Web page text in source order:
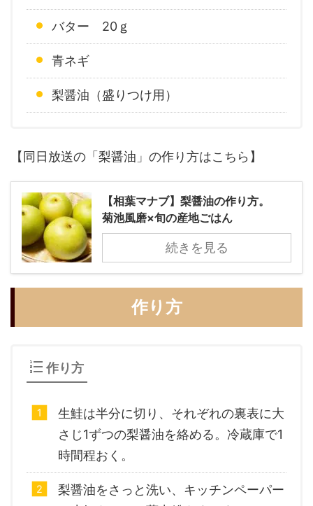
バター 20ｇ
青ネギ
梨醤油（盛りつけ用）
【同日放送の「梨醤油」の作り方はこちら】
【相葉マナブ】梨醤油の作り方。
菊池風磨×旬の産地ごはん
続きを見る
作り方
作り方
生鮭は半分に切り、それぞれの裏表に大
さじ1ずつの梨醤油を絡める。冷蔵庫で1
時間程おく。
梨醤油をさっと洗い、キッチンペーパー